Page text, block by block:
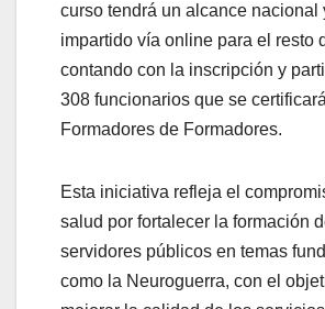
curso tendrá un alcance nacional
impartido vía online para el resto
contando con la inscripción y
308 funcionarios que se
Formadores de Formadores.
Esta iniciativa refleja el
salud por fortalecer la formación
servidores públicos en temas
como la Neuroguerra, con el